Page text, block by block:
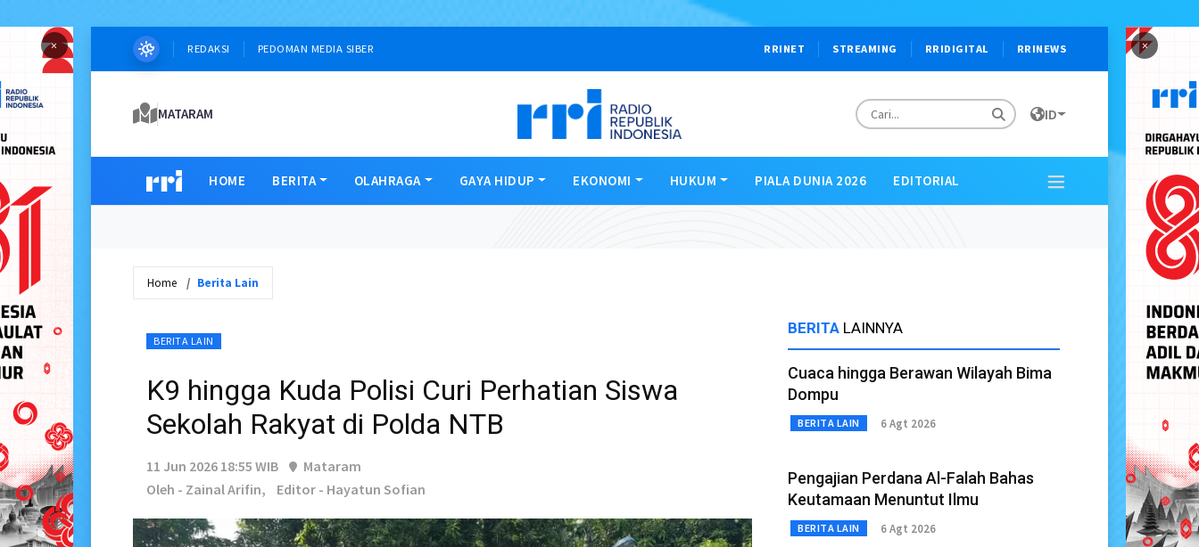
× ×
REDAKSI PEDOMAN MEDIA SIBER RRINET STREAMING RRIDIGITAL RRINEWS
MATARAM ID
HOME BERITA OLAHRAGA GAYA HIDUP EKONOMI HUKUM PIALA DUNIA 2026 EDITORIAL
Home Berita Lain
BERITA LAIN
K9 hingga Kuda Polisi Curi Perhatian Siswa
Sekolah Rakyat di Polda NTB
11 Jun 2026 18:55 WIB
Mataram
Oleh - Zainal Arifin,
Editor - Hayatun Sofian
BERITA LAINNYA
Cuaca hingga Berawan Wilayah Bima
Dompu
BERITA LAIN 6 Agt 2026
Pengajian Perdana Al-Falah Bahas
Keutamaan Menuntut Ilmu
BERITA LAIN 6 Agt 2026